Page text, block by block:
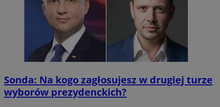
Sonda: Na kogo zagłosujesz w drugiej turze
wyborów prezydenckich?